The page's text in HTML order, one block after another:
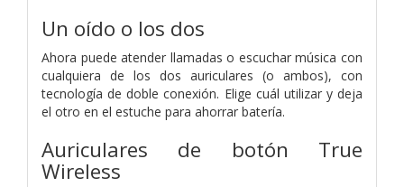
Un oído o los dos
Ahora puede atender llamadas o escuchar música con
cualquiera de los dos auriculares (o ambos), con
tecnología de doble conexión. Elige cuál utilizar y deja
el otro en el estuche para ahorrar batería.
Auriculares de botón True
Wireless